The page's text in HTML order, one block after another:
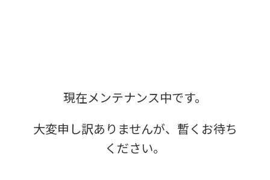
現在メンテナンス中です。
大変申し訳ありませんが、暫くお待ち
ください。